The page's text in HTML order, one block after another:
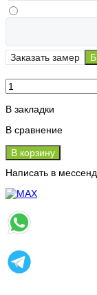
Заказать замер
В закладки
В сравнение
В корзину
Написать в